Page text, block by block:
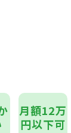
月額12万
円以下可